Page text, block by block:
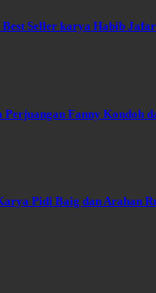
Seller karya Habib Jafar
Fanny Kondoh
Pidi Baig dan Arahan